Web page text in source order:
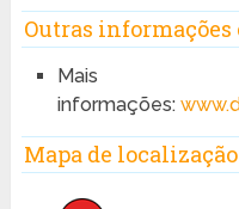
Outras informações
Mais
informações:
Mapa de localização